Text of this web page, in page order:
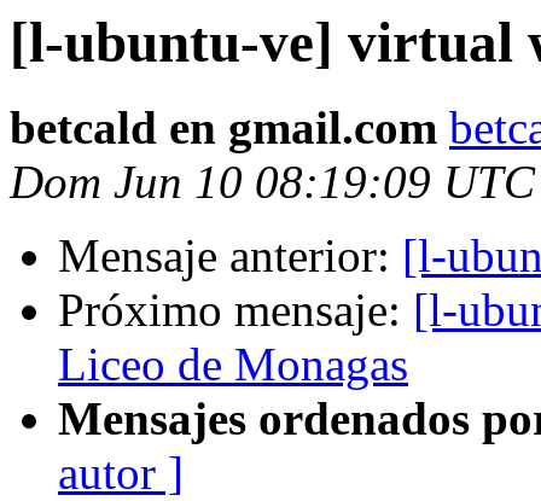
[l-ubuntu-ve] virtual
betcald en gmail.com
Dom Jun 10 08:19:09
Mensaje anterior: [l-
Próximo mensaje: [l-
Liceo de Monagas
Mensajes ordenados
autor ]